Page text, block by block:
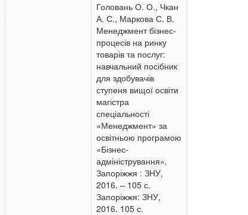
Головань О. О., Чкан
А. С., Маркова С. В.
Менеджмент бізнес-
процесів на ринку
товарів та послуг:
навчальний посібник
для здобувачів
ступеня вищої освіти
магістра
спеціальності
«Менеджмент» за
освітньою програмою
«Бізнес-
адміністрування».
Запоріжжя : ЗНУ,
2016. – 105 с.
Запоріжжя: ЗНУ,
2016. 105 с.